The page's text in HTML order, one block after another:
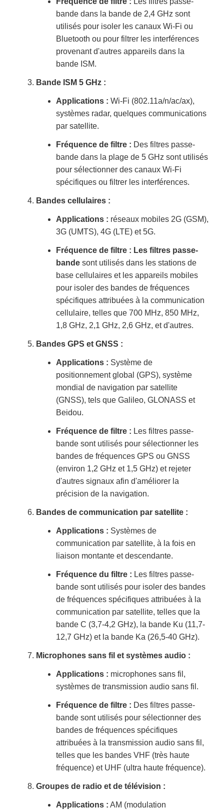
bande dans la bande de 2,4 GHz sont
utilisés pour isoler les canaux Wi-Fi ou
Bluetooth ou pour filtrer les interférences
provenant d'autres appareils dans la
bande ISM.
Bande ISM 5 GHz :
Applications : Wi-Fi (802.11a/n/ac/ax),
systèmes radar, quelques communications
par satellite.
Fréquence de filtre : Des filtres passe-
bande dans la plage de 5 GHz sont utilisés
pour sélectionner des canaux Wi-Fi
spécifiques ou filtrer les interférences.
Bandes cellulaires :
Applications : réseaux mobiles 2G (GSM),
3G (UMTS), 4G (LTE) et 5G.
Fréquence de filtre : Les filtres passe-
bandesont utilisés dans les stations de
base cellulaires et les appareils mobiles
pour isoler des bandes de fréquences
spécifiques attribuées à la communication
cellulaire, telles que 700 MHz, 850 MHz,
1,8 GHz, 2,1 GHz, 2,6 GHz, et d'autres.
Bandes GPS et GNSS :
Applications : Système de
positionnement global (GPS), système
mondial de navigation par satellite
(GNSS), tels que Galileo, GLONASS et
Beidou.
Fréquence de filtre : Les filtres passe-
bande sont utilisés pour sélectionner les
bandes de fréquences GPS ou GNSS
(environ 1,2 GHz et 1,5 GHz) et rejeter
d'autres signaux afin d'améliorer la
précision de la navigation.
Bandes de communication par satellite :
Applications : Systèmes de
communication par satellite, à la fois en
liaison montante et descendante.
Fréquence du filtre : Les filtres passe-
bande sont utilisés pour isoler des bandes
de fréquences spécifiques attribuées à la
communication par satellite, telles que la
bande C (3,7-4,2 GHz), la bande Ku (11,7-
12,7 GHz) et la bande Ka (26,5-40 GHz).
Microphones sans fil et systèmes audio :
Applications : microphones sans fil,
systèmes de transmission audio sans fil.
Fréquence de filtre : Des filtres passe-
bande sont utilisés pour sélectionner des
bandes de fréquences spécifiques
attribuées à la transmission audio sans fil,
telles que les bandes VHF (très haute
fréquence) et UHF (ultra haute fréquence).
Groupes de radio et de télévision :
Applications : AM (modulation